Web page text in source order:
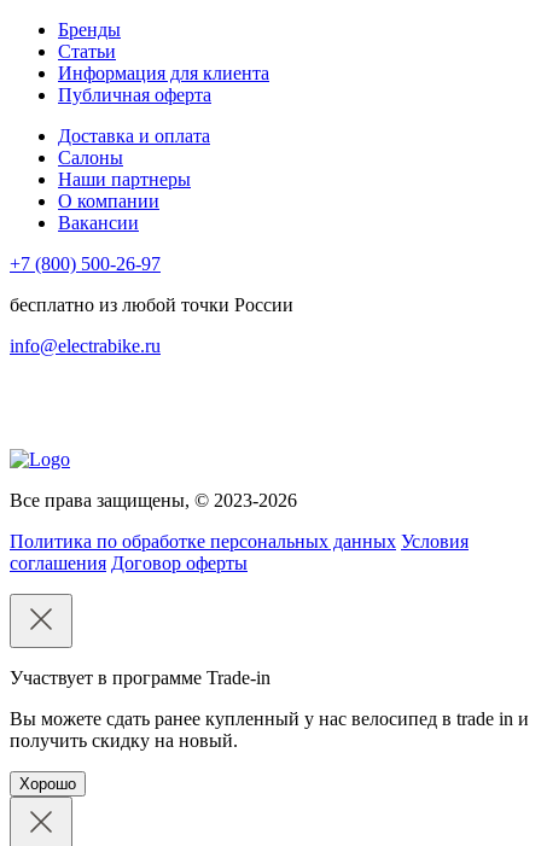
Бренды
Статьи
Информация для клиента
Публичная оферта
Доставка и оплата
Салоны
Наши партнеры
О компании
Вакансии
+7 (800) 500-26-97
бесплатно из любой точки России
info@electrabike.ru
Все права защищены, © 2023-2026
Политика по обработке персональных данных Условия
соглашения Договор оферты
Участвует в программе Trade-in
Вы можете сдать ранее купленный у нас велосипед в trade in и
получить скидку на новый.
Хорошо